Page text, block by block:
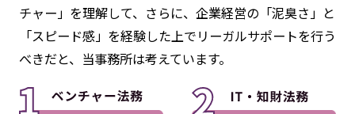
チャー」を理解して、さらに、企業経営の「泥臭さ」と
「スピード感」を経験した上でリーガルサポートを行う
べきだと、当事務所は考えています。